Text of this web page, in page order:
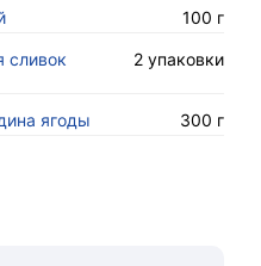
100 г
сливок
2 упаковки
ягоды 300 г